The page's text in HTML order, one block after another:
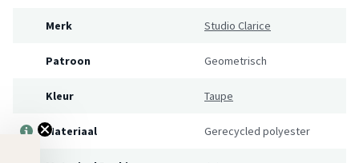
Merk Studio Clarice
Patroon Geometrisch
Kleur Taupe
Materiaal Gerecycled polyester